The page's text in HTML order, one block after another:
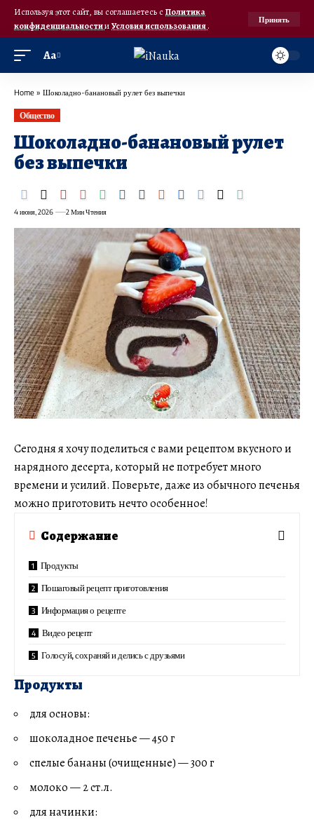
Используя этот сайт, вы соглашаетесь с Политика
конфиденциальностииУсловия использования.
Принять
Аа
Home » Шоколадно-банановый рулет без выпечки
Общество
Шоколадно-банановый рулет
без выпечки
4 июня, 2026 2 Мин Чтения
Сегодня я хочу поделиться с вами рецептом вкусного и
нарядного десерта, который не потребует много
времени и усилий. Поверьте, даже из обычного печенья
можно приготовить нечто особенное!
Содержание
Продукты
Пошаговый рецепт приготовления
Информация о рецепте
Видео рецепт
Голосуй, сохраняй и делись с друзьями
Продукты
для основы:
шоколадное печенье — 450 г
спелые бананы (очищенные) — 300 г
молоко — 2 ст.л.
для начинки: